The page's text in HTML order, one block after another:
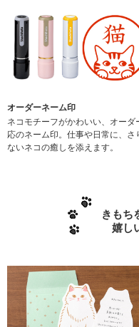
オーダーネーム印
ネコモチーフがかわいい、オーダ
応のネーム印。仕事や日常に、さ
ないネコの癒しを添えます。
きもち
嬉し